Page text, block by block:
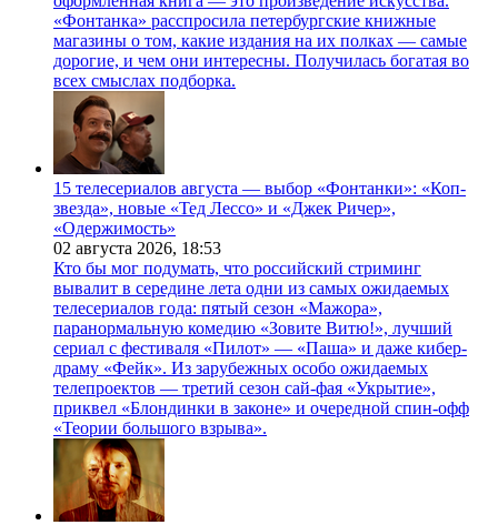
«Фонтанка» расспросила петербургские книжные
магазины о том, какие издания на их полках — самые
дорогие, и чем они интересны. Получилась богатая во
всех смыслах подборка.
15 телесериалов августа — выбор «Фонтанки»: «Коп-
звезда», новые «Тед Лессо» и «Джек Ричер»,
«Одержимость»
02 августа 2026, 18:53
Кто бы мог подумать, что российский стриминг
вывалит в середине лета одни из самых ожидаемых
телесериалов года: пятый сезон «Мажора»,
паранормальную комедию «Зовите Витю!», лучший
сериал с фестиваля «Пилот» — «Паша» и даже кибер-
драму «Фейк». Из зарубежных особо ожидаемых
телепроектов — третий сезон сай-фая «Укрытие»,
приквел «Блондинки в законе» и очередной спин-офф
«Теории большого взрыва».